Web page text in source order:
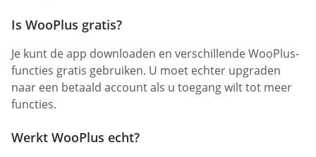
Is WooPlus gratis?
Je kunt de app downloaden en verschillende WooPlus-
functies gratis gebruiken. U moet echter upgraden
naar een betaald account als u toegang wilt tot meer
functies.
Werkt WooPlus echt?